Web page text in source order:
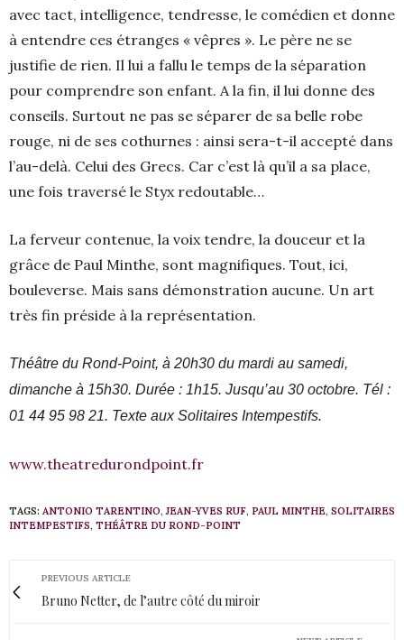
avec tact, intelligence, tendresse, le comédien et donne
à entendre ces étranges « vêpres ». Le père ne se
justifie de rien. Il lui a fallu le temps de la séparation
pour comprendre son enfant. A la fin, il lui donne des
conseils. Surtout ne pas se séparer de sa belle robe
rouge, ni de ses cothurnes : ainsi sera-t-il accepté dans
l’au-delà. Celui des Grecs. Car c’est là qu’il a sa place,
une fois traversé le Styx redoutable…
La ferveur contenue, la voix tendre, la douceur et la
grâce de Paul Minthe, sont magnifiques. Tout, ici,
bouleverse. Mais sans démonstration aucune. Un art
très fin préside à la représentation.
Théâtre du Rond-Point, à 20h30 du mardi au samedi,
dimanche à 15h30. Durée : 1h15. Jusqu’au 30 octobre. Tél :
01 44 95 98 21. Texte aux Solitaires Intempestifs.
www.theatredurondpoint.fr
TAGS: ANTONIO TARENTINO,JEAN-YVES RUF, PAUL MINTHE, SOLITAIRES
INTEMPESTIFS, THÉÂTRE DU ROND-POINT
PREVIOUS ARTICLE
Bruno Netter, de l’autre côté du miroir